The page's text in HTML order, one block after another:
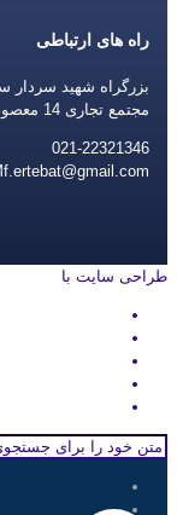
راه های ارتباطی
بزرگراه شهید سردار
مجتمع تجاری 14 معصوم ، طبقه 3، واحد 3
021-22321346
طراحی سایت با